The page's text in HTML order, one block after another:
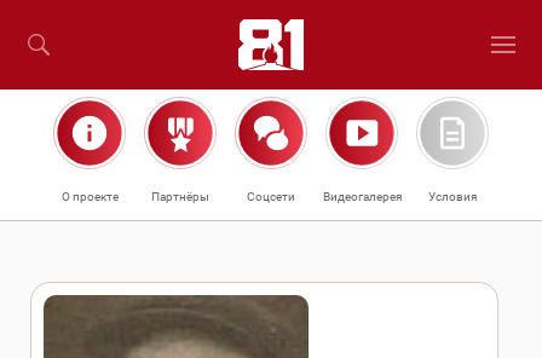
О проекте Партнёры Соцсети Видеогалерея Условия